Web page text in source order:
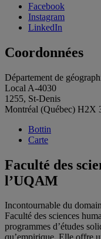
Facebook
Instagram
LinkedIn
Coordonnées
Département de
Local A-4030
1255, St-Denis
Montréal (Québec) H2X
Bottin
Carte
Faculté des
l’UQAM
Incontournable du
Faculté des sciences
programmes d’études